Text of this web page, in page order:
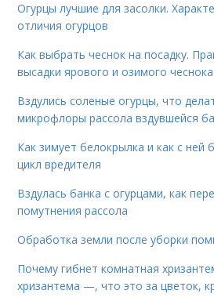
Огурцы лучшие для засолки.
отличия огурцов
Как выбрать чеснок на посадку.
высадки ярового и озимого чеснока
Вздулись соленые огурцы, что
микрофлоры рассола вздувшейся
Как зимует белокрылка и как с ней
цикл вредителя
Вздулась банка с огурцами, как
помутнения рассола
Обработка земли после уборки
Почему гибнет комнатная
хризантема —, что это за цветок,